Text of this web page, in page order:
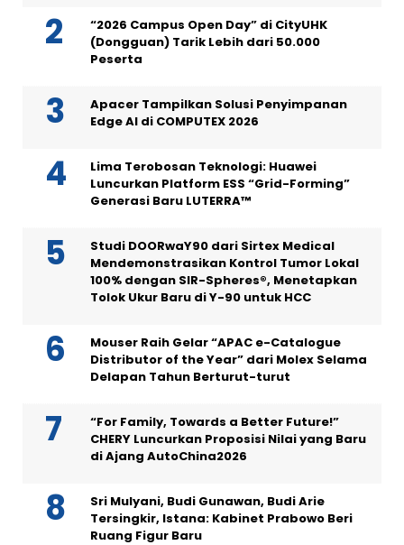
“2026 Campus Open Day” di CityUHK
(Dongguan) Tarik Lebih dari 50.000
Peserta
Apacer Tampilkan Solusi Penyimpanan
Edge AI di COMPUTEX 2026
Lima Terobosan Teknologi: Huawei
Luncurkan Platform ESS “Grid-Forming”
Generasi Baru LUTERRA™
Studi DOORwaY90 dari Sirtex Medical
Mendemonstrasikan Kontrol Tumor Lokal
100% dengan SIR-Spheres®, Menetapkan
Tolok Ukur Baru di Y-90 untuk HCC
Mouser Raih Gelar “APAC e-Catalogue
Distributor of the Year” dari Molex Selama
Delapan Tahun Berturut-turut
“For Family, Towards a Better Future!”
CHERY Luncurkan Proposisi Nilai yang Baru
di Ajang AutoChina2026
Sri Mulyani, Budi Gunawan, Budi Arie
Tersingkir, Istana: Kabinet Prabowo Beri
Ruang Figur Baru